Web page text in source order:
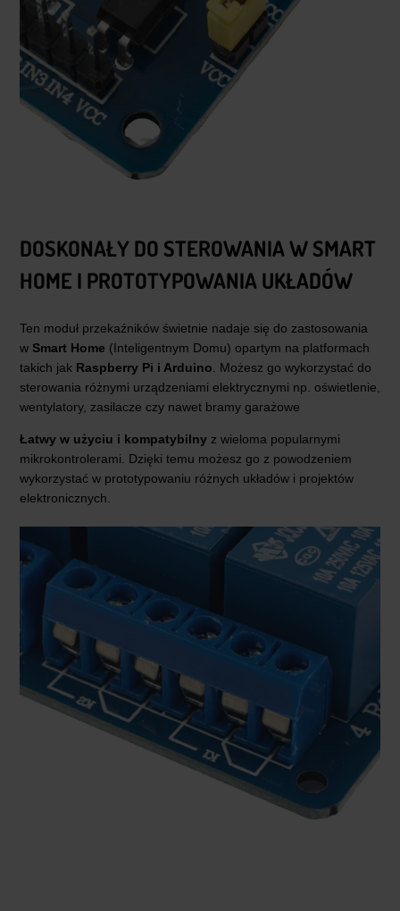
DOSKONAŁY DO STEROWANIA W SMART
HOME I PROTOTYPOWANIA UKŁADÓW
Ten moduł przekaźników świetnie nadaje się do zastosowania
w Smart Home (Inteligentnym Domu) opartym na platformach
takich jak Raspberry Pi i Arduino . Możesz go wykorzystać do
sterowania różnymi urządzeniami elektrycznymi np. oświetlenie,
wentylatory, zasilacze czy nawet bramy garażowe
Łatwy w użyciu i kompatybilny z wieloma popularnymi
mikrokontrolerami. Dzięki temu możesz go z powodzeniem
wykorzystać w prototypowaniu różnych układów i projektów
elektronicznych.